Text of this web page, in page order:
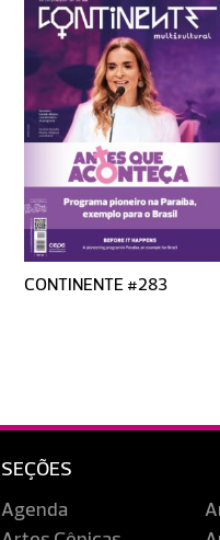
CONTINENTE #283
SEÇÕES
Agenda